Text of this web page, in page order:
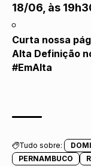
18/06, às
Curta nossa
Alta Definição
#EmAlta
Tudo sobre:
PERNAMBUCO